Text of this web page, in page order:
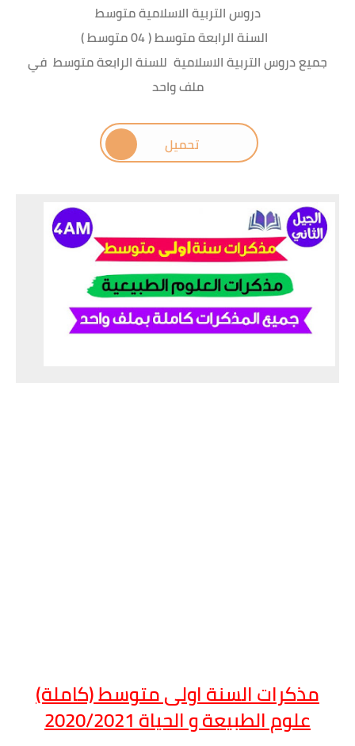
دروس التربية الاسلامية متوسط
السنة الرابعة متوسط (04 متوسط )
جميع دروس التربية الاسلامية للسنة الرابعة متوسط في
ملف واحد
تحميل
مذكرات السنة اولى متوسط (كاملة)
علوم الطبيعة و الحياة 2020/2021